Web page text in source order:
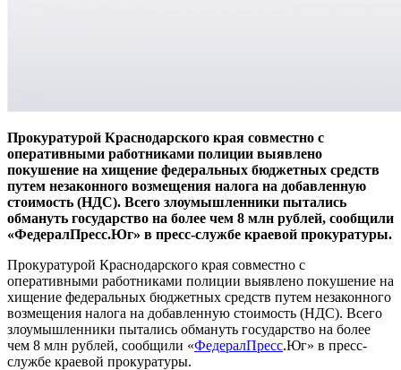
Прокуратурой Краснодарского края совместно с
оперативными работниками полиции выявлено
покушение на хищение федеральных бюджетных средств
путем незаконного возмещения налога на добавленную
стоимость (НДС). Всего злоумышленники пытались
обмануть государство на более чем 8 млн рублей, сообщили
«ФедералПресс.Юг» в пресс-службе краевой прокуратуры.
Прокуратурой Краснодарского края совместно с
оперативными работниками полиции выявлено покушение на
хищение федеральных бюджетных средств путем незаконного
возмещения налога на добавленную стоимость (НДС). Всего
злоумышленники пытались обмануть государство на более
чем 8 млн рублей, сообщили «ФедералПресс.Юг» в пресс-
службе краевой прокуратуры.